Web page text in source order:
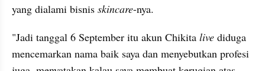
yang dialami bisnis skincare-nya.
"Jadi tanggal 6 September itu akun Chikita live diduga
mencemarkan nama baik saya dan menyebutkan profesi